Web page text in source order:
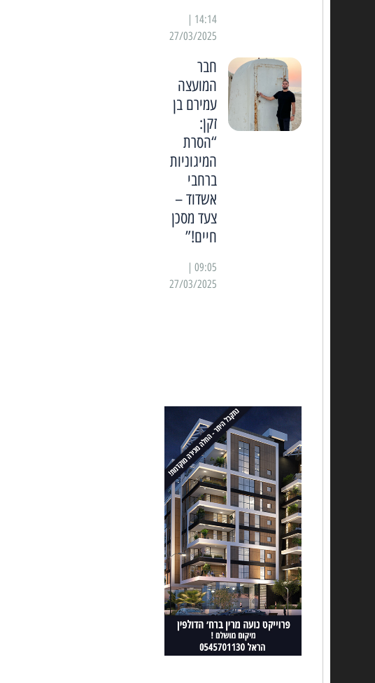
27/03/2025
חבר
המועצה
עמירם בן
זקן:
“הסרת
המיגוניות
ברחבי
אשדוד –
צעד מסכן
חיים!”
27/03/2025